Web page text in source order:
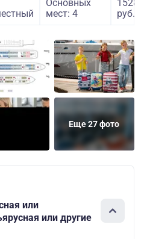
Основных
мест: 4
руб.
Еще 27 фото
или
или другие